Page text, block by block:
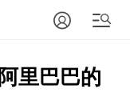
里巴巴的